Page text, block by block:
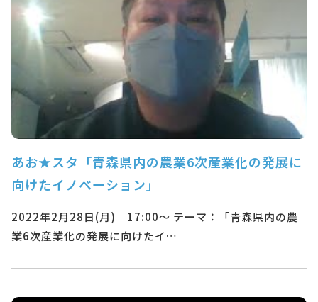
あお★スタ「青森県内の農業6次産業化の発展に
向けたイノベーション」
2022年2月28日(月) 17:00～ テーマ：「青森県内の農
業6次産業化の発展に向けたイ…